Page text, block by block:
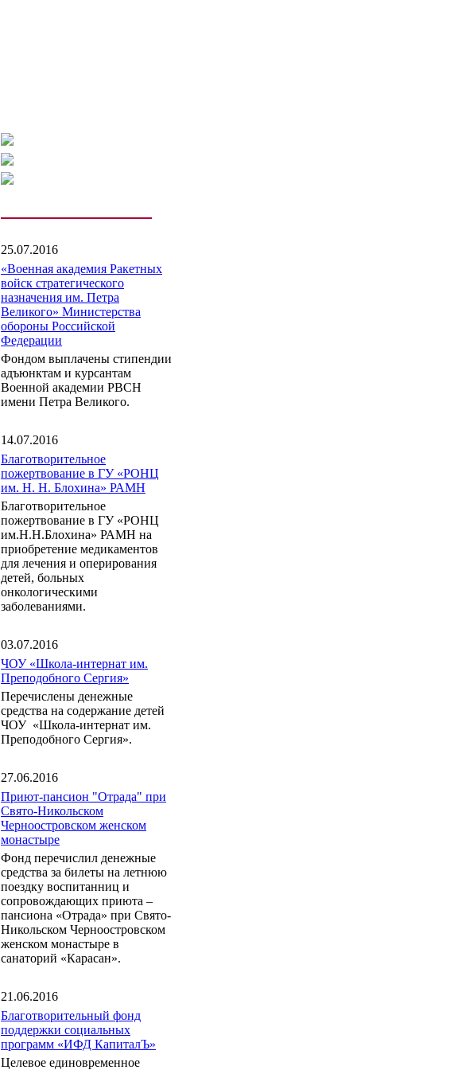
25.07.2016
«Военная академия Ракетных
войск стратегического
назначения им. Петра
Великого» Министерства
обороны Российской
Федерации
Фондом выплачены стипендии
адъюнктам и курсантам
Военной академии РВСН
имени Петра Великого.
14.07.2016
Благотворительное
пожертвование в ГУ «РОНЦ
им. Н. Н. Блохина» РАМН
Благотворительное
пожертвование в ГУ «РОНЦ
им.Н.Н.Блохина» РАМН на
приобретение медикаментов
для лечения и оперирования
детей, больных
онкологическими
заболеваниями.
03.07.2016
ЧОУ «Школа-интернат им.
Преподобного Сергия»
Перечислены денежные
средства на содержание детей
ЧОУ «Школа-интернат им.
Преподобного Сергия».
27.06.2016
Приют-пансион "Отрада" при
Свято-Никольском
Черноостровском женском
монастыре
Фонд перечислил денежные
средства за билеты на летнюю
поездку воспитанниц и
сопровождающих приюта –
пансиона «Отрада» при Свято-
Никольском Черноостровском
женском монастыре в
санаторий «Карасан».
21.06.2016
Благотворительный фонд
поддержки социальных
программ «ИФД КапиталЪ»
Целевое единовременное